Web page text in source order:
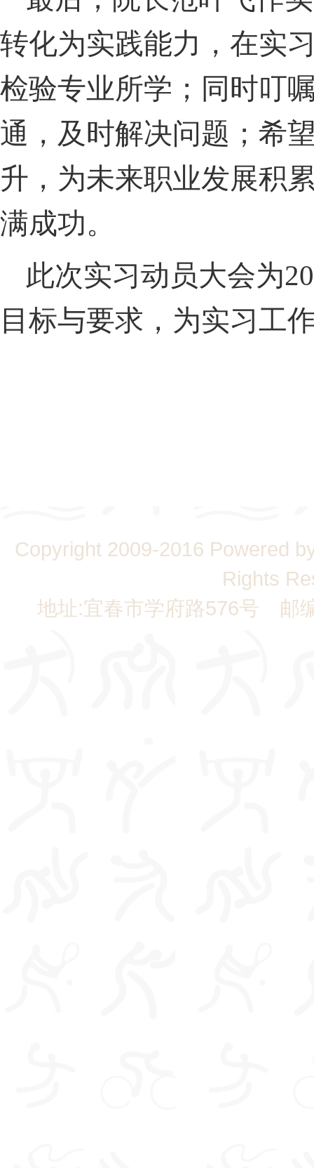
转化为实践能力，在实
检验专业所学；同时叮
通，及时解决问题；希
升，为未来职业发展积
满成功。
此次实习动员大会为
目标与要求，为实习工
Copyright 2009-2016 Powered
Rights
地址:宜春市学府路576号